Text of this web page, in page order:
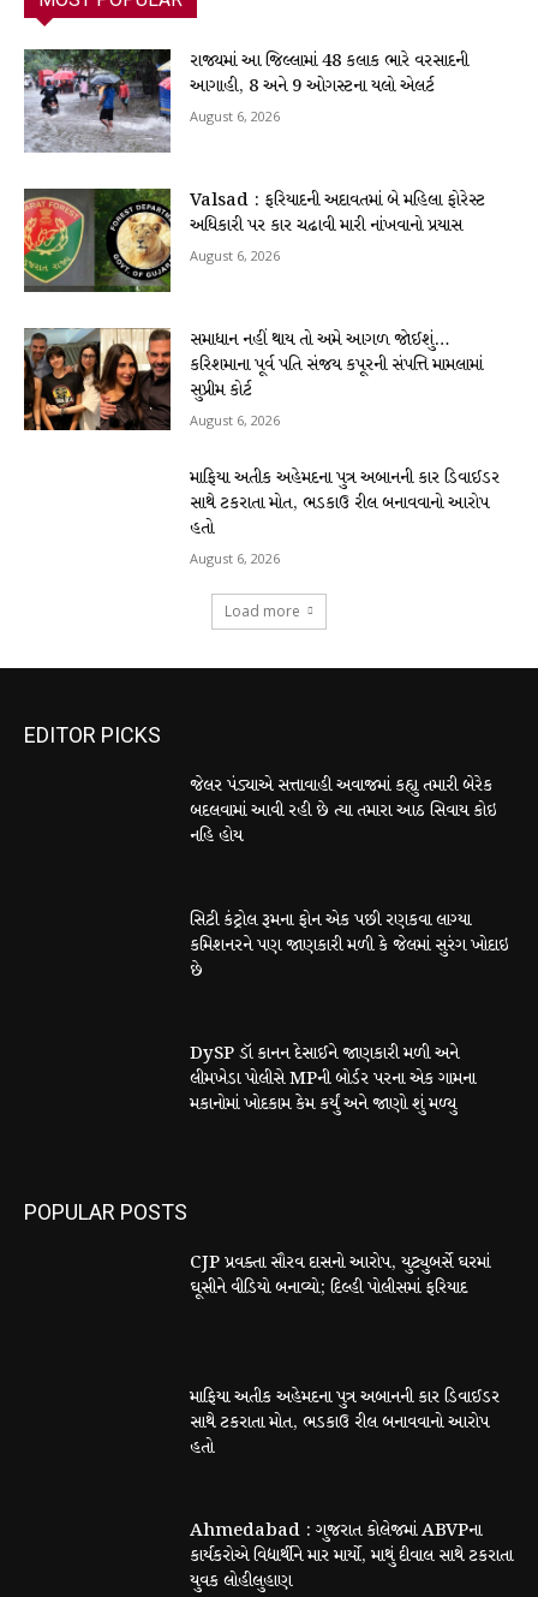
રાજ્યમાં આ જિલ્લામાં 48 કલાક ભારે વરસાદની
આગાહી, 8 અને 9 ઓગસ્ટના યલો એલર્ટ
August 6, 2026
Valsad : ફરિયાદની અદાવતમાં બે મહિલા ફોરેસ્ટ
અધિકારી પર કાર ચઢાવી મારી નાંખવાનો પ્રયાસ
August 6, 2026
સમાધાન નહીં થાય તો અમે આગળ જોઈશું…
કરિશમાના પૂર્વ પતિ સંજય કપૂરની સંપત્તિ મામલામાં
સુપ્રીમ કોર્ટ
August 6, 2026
માફિયા અતીક અહેમદના પુત્ર અબાનની કાર ડિવાઈડર
સાથે ટકરાતા મોત, ભડકાઉ રીલ બનાવવાનો આરોપ
હતો
August 6, 2026
Load more
EDITOR PICKS
જેલર પંડ્યાએ સત્તાવાહી અવાજમાં કહ્યુ તમારી બેરેક
બદલવામાં આવી રહી છે ત્યા તમારા આઠ સિવાય કોઇ
નહિ હોય
સિટી કંટ્રોલ રૂમના ફોન એક પછી રણકવા લાગ્યા
કમિશનરને પણ જાણકારી મળી કે જેલમાં સુરંગ ખોદાઇ
છે
DySP ડૉ કાનન દેસાઈને જાણકારી મળી અને
લીમખેડા પોલીસે MPની બોર્ડર પરના એક ગામના
મકાનોમાં ખોદકામ કેમ કર્યું અને જાણો શું મળ્યુ
POPULAR POSTS
CJP પ્રવક્તા સૌરવ દાસનો આરોપ, યુટ્યુબર્સે ઘરમાં
ઘૂસીને વીડિયો બનાવ્યો; દિલ્હી પોલીસમાં ફરિયાદ
માફિયા અતીક અહેમદના પુત્ર અબાનની કાર ડિવાઈડર
સાથે ટકરાતા મોત, ભડકાઉ રીલ બનાવવાનો આરોપ
હતો
Ahmedabad : ગુજરાત કોલેજમાં ABVPના
કાર્યકરોએ વિદ્યાર્થીને માર માર્યો, માથું દીવાલ સાથે ટકરાતા
યુવક લોહીલુહાણ